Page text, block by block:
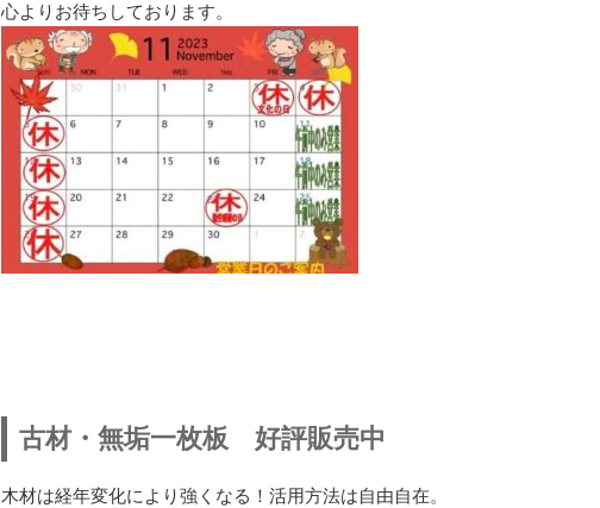
心よりお待ちしております。
古材・無垢一枚板 好評販売中
木材は経年変化により強くなる！活用方法は自由自在。